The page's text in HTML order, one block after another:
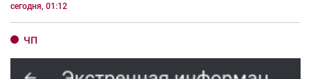
сегодня, 01:12
ЧП